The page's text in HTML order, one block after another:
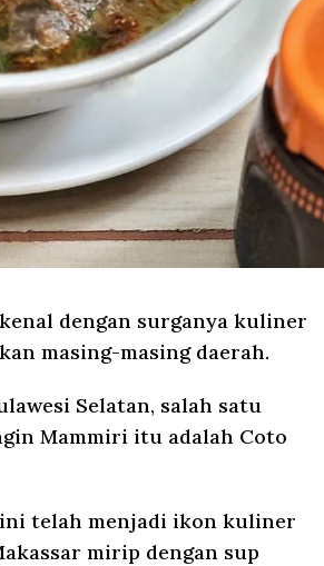
dengan surganya kuliner
masing-masing daerah.
Selatan, salah satu
Mammiri itu adalah Coto
telah menjadi ikon kuliner
mirip dengan sup